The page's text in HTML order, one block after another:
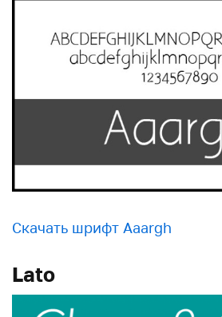
Скачать шрифт Aaargh
Lato